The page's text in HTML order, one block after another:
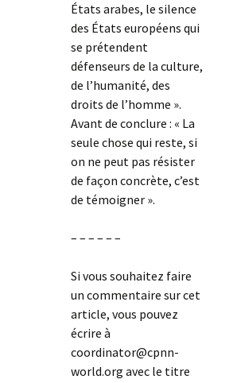
États arabes, le silence
des États européens qui
se prétendent
défenseurs de la culture,
de l’humanité, des
droits de l’homme ».
Avant de conclure : « La
seule chose qui reste, si
on ne peut pas résister
de façon concrète, c’est
de témoigner ».
– – – – – –
Si vous souhaitez faire
un commentaire sur cet
article, vous pouvez
écrire à
coordinator@cpnn-
world.org avec le titre